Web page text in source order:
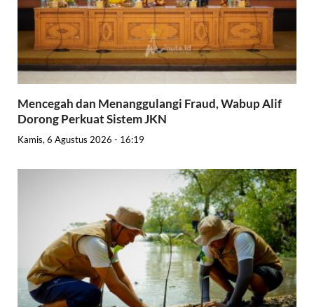
Mencegah dan Menanggulangi Fraud, Wabup Alif
Dorong Perkuat Sistem JKN
Kamis, 6 Agustus 2026 - 16:19